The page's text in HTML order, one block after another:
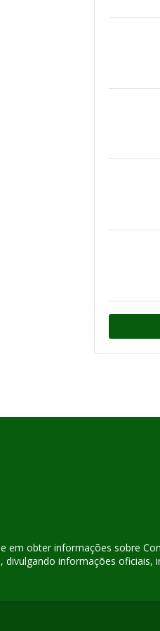
obter informações sobre
informações oficiais,